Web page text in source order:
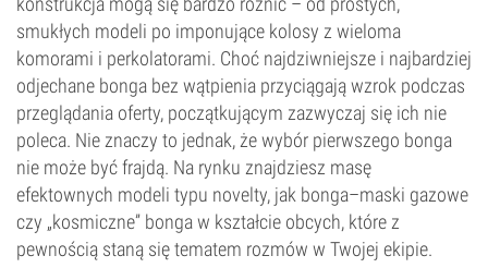
smukłych modeli po imponujące kolosy z wieloma
komorami i perkolatorami. Choć najdziwniejsze i najbardziej
odjechane bonga bez wątpienia przyciągają wzrok podczas
przeglądania oferty, początkującym zazwyczaj się ich nie
poleca. Nie znaczy to jednak, że wybór pierwszego bonga
nie może być frajdą. Na rynku znajdziesz masę
efektownych modeli typu novelty, jak bonga–maski gazowe
czy „kosmiczne” bonga w kształcie obcych, które z
pewnością staną się tematem rozmów w Twojej ekipie.